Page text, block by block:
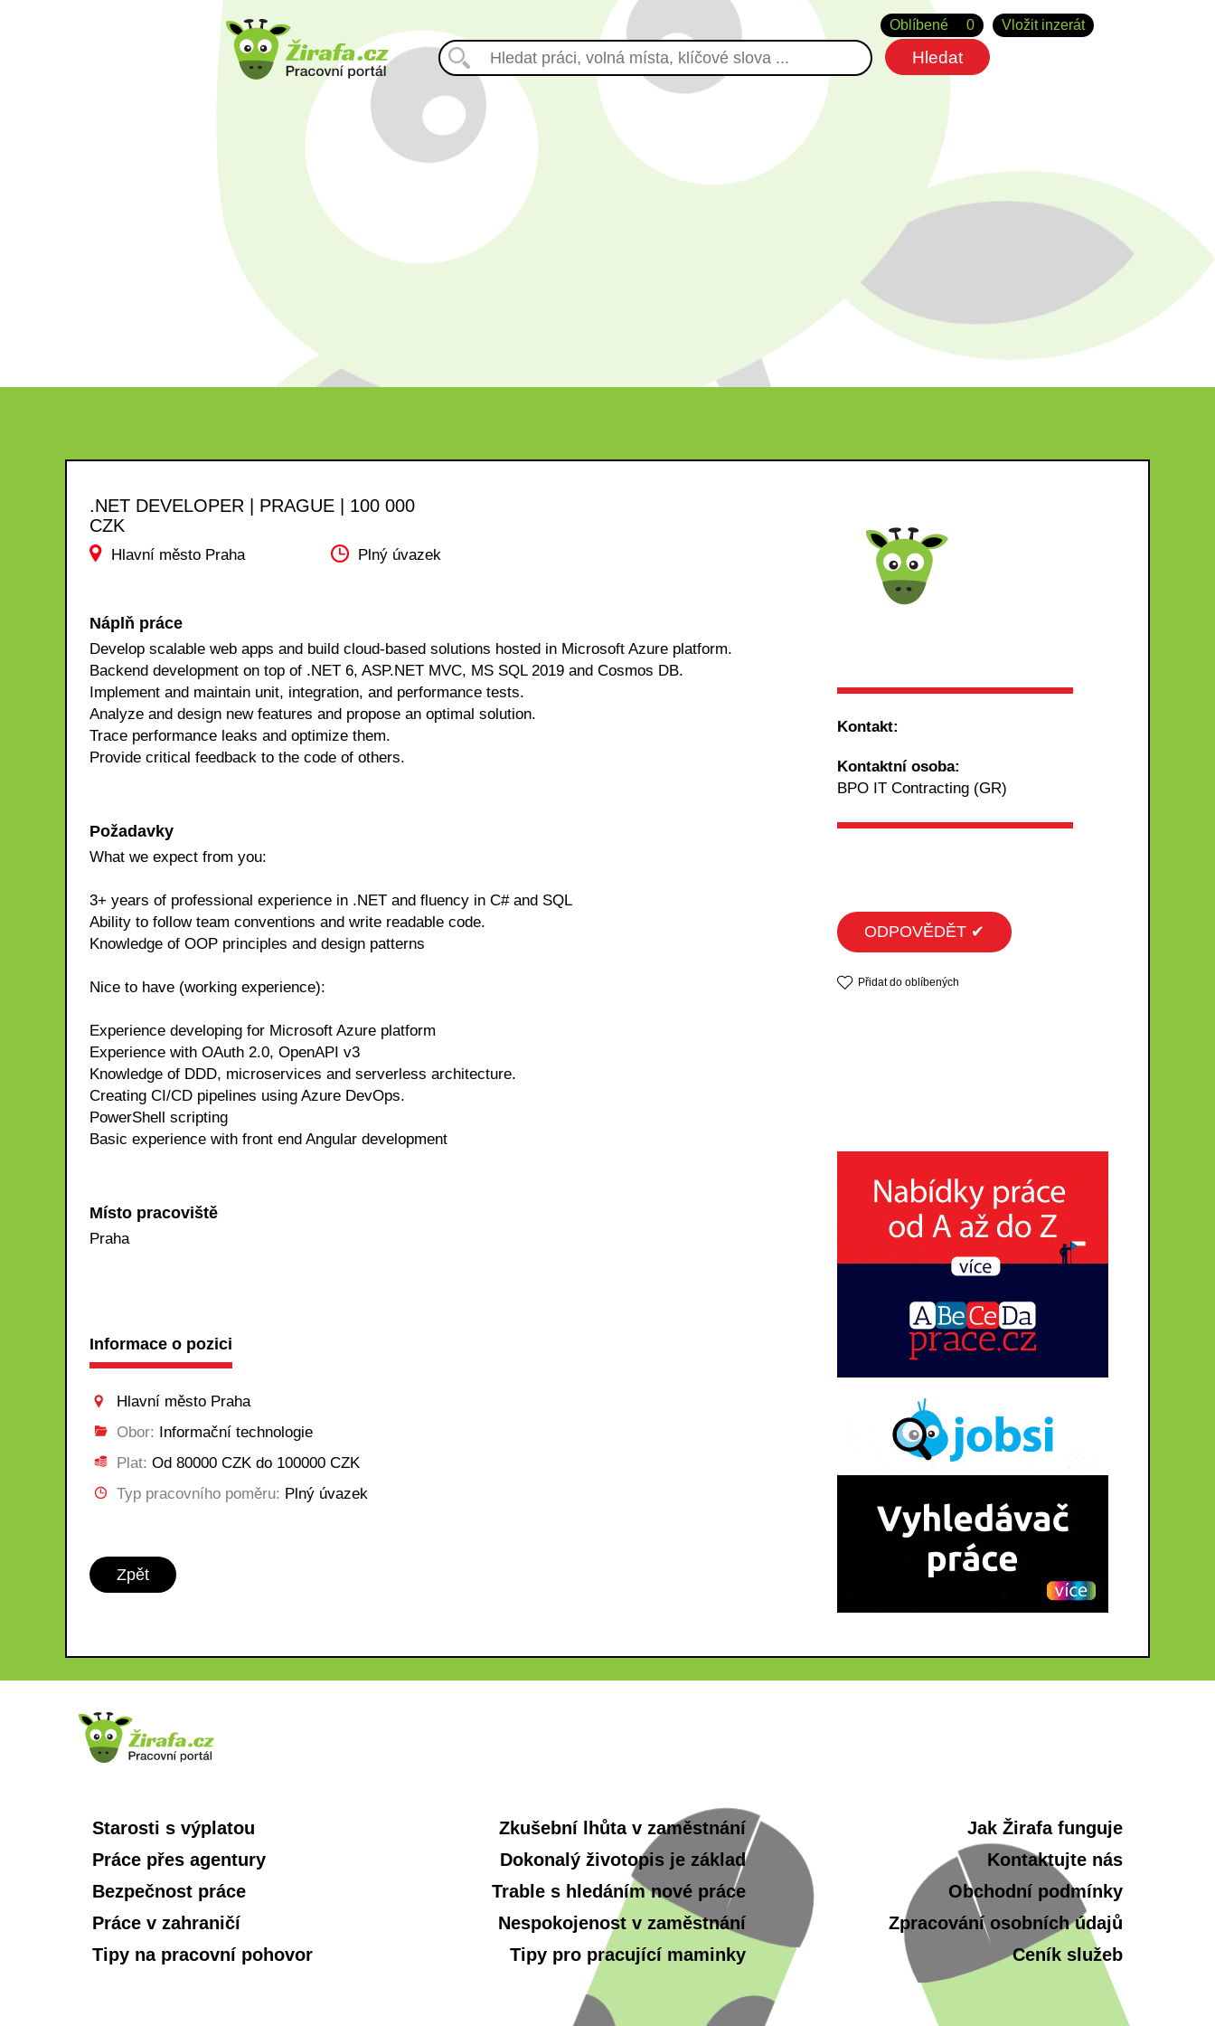
Vložit inzerát
Oblíbené 0
.NET DEVELOPER | PRAGUE | 100 000
CZK
Hlavní město Praha Plný úvazek
Náplň práce
Develop scalable web apps and build cloud-based solutions hosted in Microsoft Azure platform.
Backend development on top of .NET 6, ASP.NET MVC, MS SQL 2019 and Cosmos DB.
Implement and maintain unit, integration, and performance tests.
Analyze and design new features and propose an optimal solution.
Trace performance leaks and optimize them.
Provide critical feedback to the code of others.
Požadavky
What we expect from you:
3+ years of professional experience in .NET and fluency in C# and SQL
Ability to follow team conventions and write readable code.
Knowledge of OOP principles and design patterns
Nice to have (working experience):
Experience developing for Microsoft Azure platform
Experience with OAuth 2.0, OpenAPI v3
Knowledge of DDD, microservices and serverless architecture.
Creating CI/CD pipelines using Azure DevOps.
PowerShell scripting
Basic experience with front end Angular development
Místo pracoviště
Praha
Informace o pozici
Hlavní město Praha
Obor: Informační technologie
Plat: Od 80000 CZK do 100000 CZK
Typ pracovního poměru: Plný úvazek
Zpět
Kontakt:
Kontaktní osoba:
BPO IT Contracting (GR)
ODPOVĚDĚT ✔
Přidat do oblíbených
Starosti s výplatou
Práce přes agentury
Bezpečnost práce
Práce v zahraničí
Tipy na pracovní pohovor
Zkušební lhůta v zaměstnání
Dokonalý životopis je základ
Trable s hledáním nové práce
Nespokojenost v zaměstnání
Tipy pro pracující maminky
Jak Žirafa funguje
Kontaktujte nás
Obchodní podmínky
Zpracování osobních údajů
Ceník služeb